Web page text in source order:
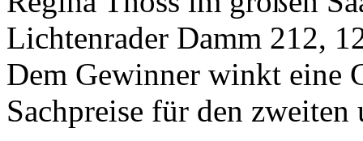
Lichtenrader Damm 212,
Dem Gewinner winkt eine
Sachpreise für den